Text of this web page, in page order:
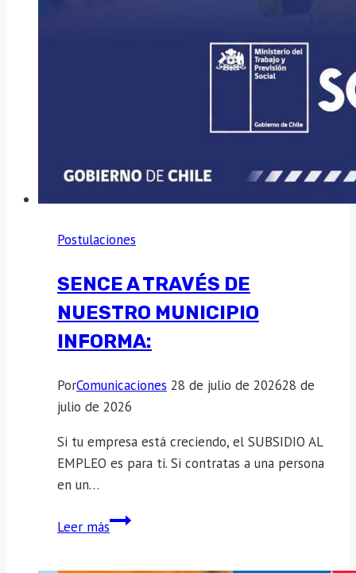
Postulaciones
SENCE A TRAVÉS DE
NUESTRO MUNICIPIO
INFORMA:
PorComunicaciones 28 de julio de 202628 de
julio de 2026
Si tu empresa está creciendo, el SUBSIDIO AL
EMPLEO es para ti. Si contratas a una persona
en un…
Leer másSence